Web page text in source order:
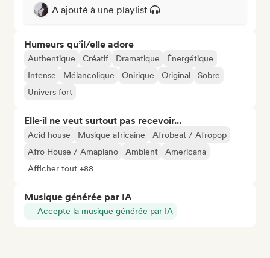
A ajouté à une playlist
Humeurs qu’il/elle adore
Authentique Créatif Dramatique
Énergétique
Intense
Mélancolique Onirique Original
Sobre
Univers fort
Elle·il ne veut surtout pas recevoir...
Acid house Musique africaine
Afrobeat / Afropop
Afro House / Amapiano
Ambient
Americana
Afficher tout +88
Musique générée par IA
Accepte la musique générée par IA